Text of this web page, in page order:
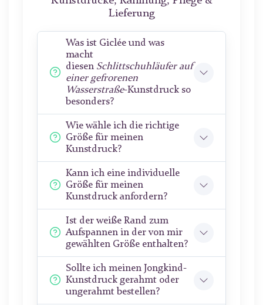
Lieferung
Was ist Giclée und was
macht
diesen Schlittschuhläufer auf
einer gefrorenen
Wasserstraße-Kunstdruck so
besonders?
Wie wähle ich die richtige
Größe für meinen
Kunstdruck?
Kann ich eine individuelle
Größe für meinen
Kunstdruck anfordern?
Ist der weiße Rand zum
Aufspannen in der von mir
gewählten Größe enthalten?
Sollte ich meinen Jongkind-
Kunstdruck gerahmt oder
ungerahmt bestellen?